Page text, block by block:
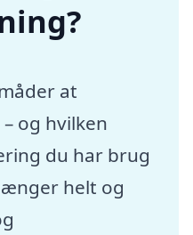
at
og hvilken
du har brug
helt og